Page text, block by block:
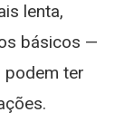
lenta,
básicos —
ter